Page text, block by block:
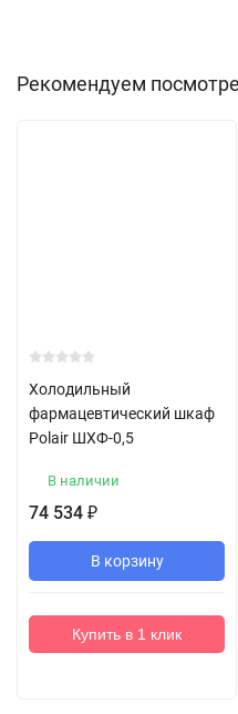
Рекомендуем
Холодильный
фармацевтический шкаф
Polair ШХФ-0,5
В наличии
74 534 ₽
В корзину
Купить в 1 клик